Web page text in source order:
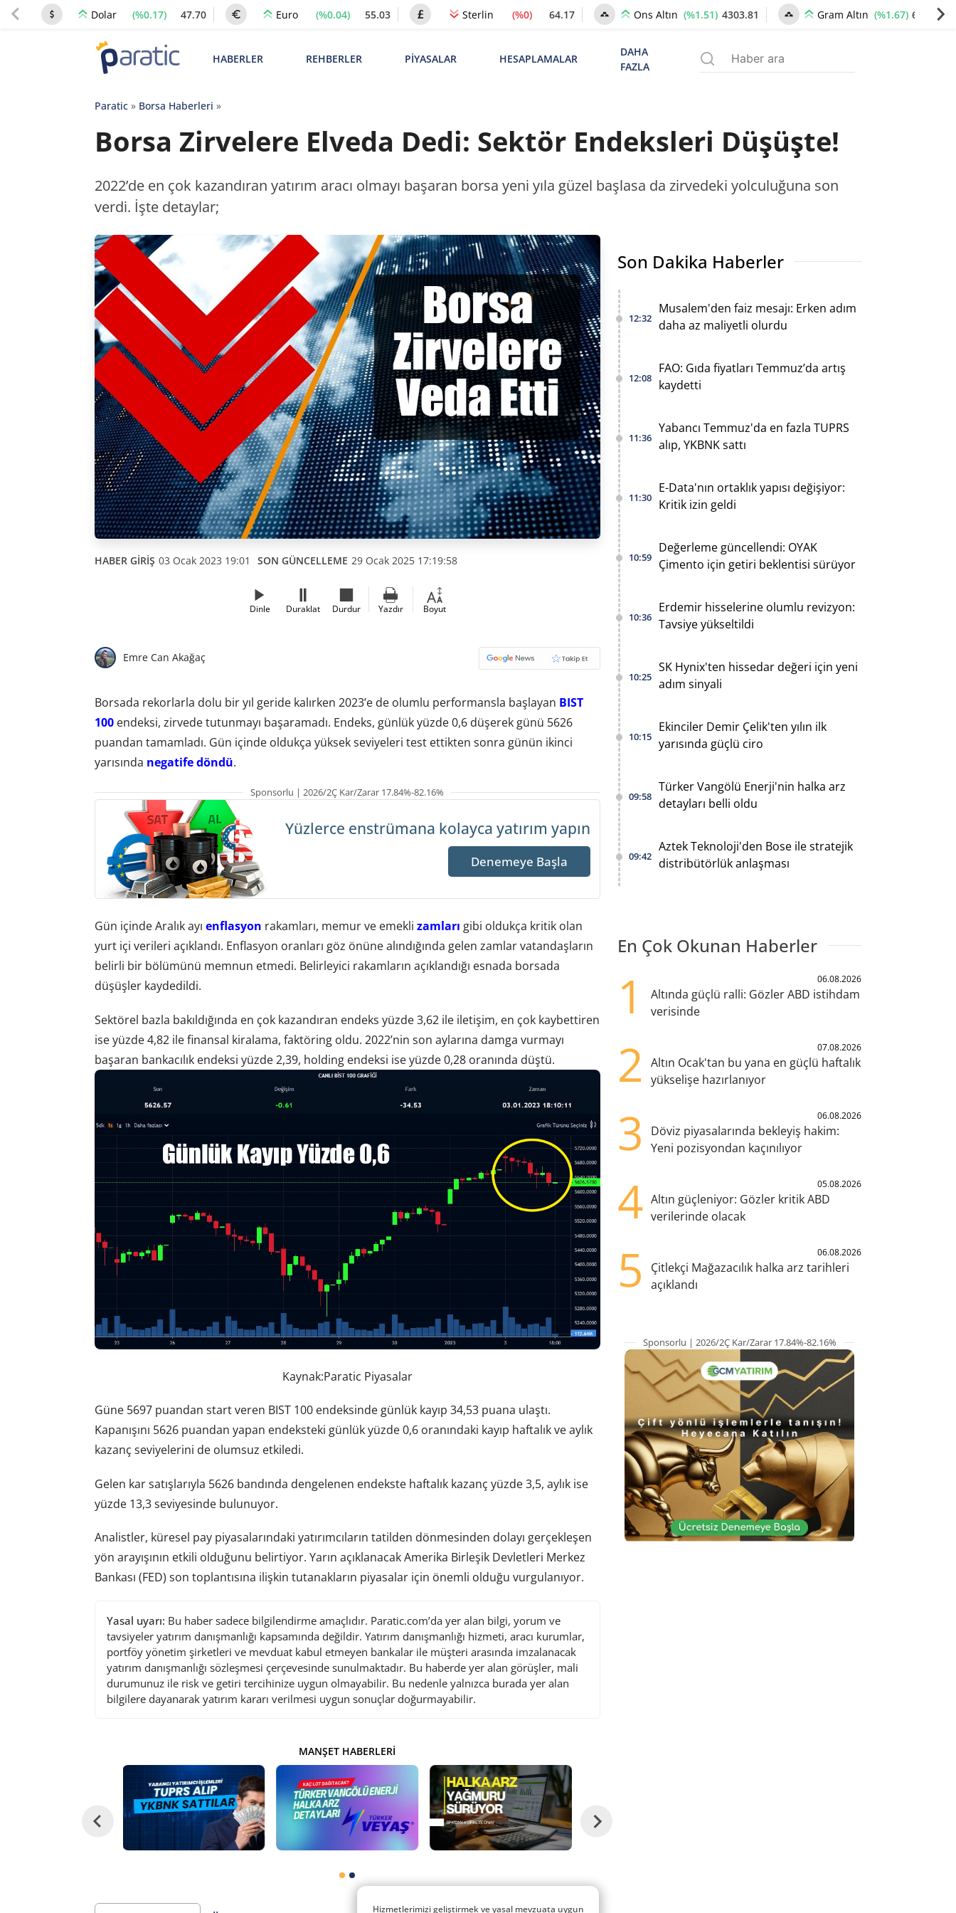
Dolar (%0.17) 47.70 Euro (%0.04) 55.03 Sterlin (%0) 64.17 Ons Altın (%1.51) 4303.81 Gram Altın (%1.67) 6601.32
HABERLER REHBERLER PİYASALAR HESAPLAMALAR
DAHA
FAZLA
Paratic» Borsa Haberleri »
Borsa Zirvelere Elveda Dedi: Sektör Endeksleri Düşüşte!
2022’de en çok kazandıran yatırım aracı olmayı başaran borsa yeni yıla güzel başlasa da zirvedeki yolculuğuna son
verdi. İşte detaylar;
HABER GİRİŞ 03 Ocak 2023 19:01 SON GÜNCELLEME 29 Ocak 2025 17:19:58
Dinle Duraklat Durdur Yazdır Boyut
Emre Can Akağaç
Borsada rekorlarla dolu bir yıl geride kalırken 2023’e de olumlu performansla başlayan BIST
100endeksi, zirvede tutunmayı başaramadı. Endeks, günlük yüzde 0,6 düşerek günü 5626
puandan tamamladı. Gün içinde oldukça yüksek seviyeleri test ettikten sonra günün ikinci
yarısında negatife döndü.
Sponsorlu | 2026/2Ç Kar/Zarar 17.84%-82.16%
Yüzlerce enstrümana kolayca yatırım yapın
Denemeye Başla
Gün içinde Aralık ayı enflasyon rakamları, memur ve emekli zamları gibi oldukça kritik olan
yurt içi verileri açıklandı. Enflasyon oranları göz önüne alındığında gelen zamlar vatandaşların
belirli bir bölümünü memnun etmedi. Belirleyici rakamların açıklandığı esnada borsada
düşüşler kaydedildi.
Sektörel bazla bakıldığında en çok kazandıran endeks yüzde 3,62 ile iletişim, en çok kaybettiren
ise yüzde 4,82 ile finansal kiralama, faktöring oldu. 2022’nin son aylarına damga vurmayı
başaran bankacılık endeksi yüzde 2,39, holding endeksi ise yüzde 0,28 oranında düştü.
Kaynak:Paratic Piyasalar
Güne 5697 puandan start veren BIST 100 endeksinde günlük kayıp 34,53 puana ulaştı.
Kapanışını 5626 puandan yapan endeksteki günlük yüzde 0,6 oranındaki kayıp haftalık ve aylık
kazanç seviyelerini de olumsuz etkiledi.
Gelen kar satışlarıyla 5626 bandında dengelenen endekste haftalık kazanç yüzde 3,5, aylık ise
yüzde 13,3 seviyesinde bulunuyor.
Analistler, küresel pay piyasalarındaki yatırımcıların tatilden dönmesinden dolayı gerçekleşen
yön arayışının etkili olduğunu belirtiyor. Yarın açıklanacak Amerika Birleşik Devletleri Merkez
Bankası (FED) son toplantısına ilişkin tutanakların piyasalar için önemli olduğu vurgulanıyor.
Yasal uyarı: Bu haber sadece bilgilendirme amaçlıdır. Paratic.com’da yer alan bilgi, yorum ve
tavsiyeler yatırım danışmanlığı kapsamında değildir. Yatırım danışmanlığı hizmeti, aracı kurumlar,
portföy yönetim şirketleri ve mevduat kabul etmeyen bankalar ile müşteri arasında imzalanacak
yatırım danışmanlığı sözleşmesi çerçevesinde sunulmaktadır. Bu haberde yer alan görüşler, mali
durumunuz ile risk ve getiri tercihinize uygun olmayabilir. Bu nedenle yalnızca burada yer alan
bilgilere dayanarak yatırım kararı verilmesi uygun sonuçlar doğurmayabilir.
MANŞET HABERLERI
Son Dakika Haberler
12:32
Musalem'den faiz mesajı: Erken adım
daha az maliyetli olurdu
12:08
FAO: Gıda fiyatları Temmuz’da artış
kaydetti
11:36
Yabancı Temmuz'da en fazla TUPRS
alıp, YKBNK sattı
11:30
E-Data'nın ortaklık yapısı değişiyor:
Kritik izin geldi
10:59
Değerleme güncellendi: OYAK
Çimento için getiri beklentisi sürüyor
10:36
Erdemir hisselerine olumlu revizyon:
Tavsiye yükseltildi
10:25
SK Hynix'ten hissedar değeri için yeni
adım sinyali
10:15
Ekinciler Demir Çelik'ten yılın ilk
yarısında güçlü ciro
09:58
Türker Vangölü Enerji'nin halka arz
detayları belli oldu
09:42
Aztek Teknoloji'den Bose ile stratejik
distribütörlük anlaşması
En Çok Okunan Haberler
1 06.08.2026
Altında güçlü ralli: Gözler ABD istihdam
verisinde
2 07.08.2026
Altın Ocak'tan bu yana en güçlü haftalık
yükselişe hazırlanıyor
3 06.08.2026
Döviz piyasalarında bekleyiş hakim:
Yeni pozisyondan kaçınılıyor
4 05.08.2026
Altın güçleniyor: Gözler kritik ABD
verilerinde olacak
5 06.08.2026
Çitlekçi Mağazacılık halka arz tarihleri
açıklandı
Sponsorlu | 2026/2Ç Kar/Zarar 17.84%-82.16%
Hizmetlerimizi geliştirmek ve yasal mevzuata uygun